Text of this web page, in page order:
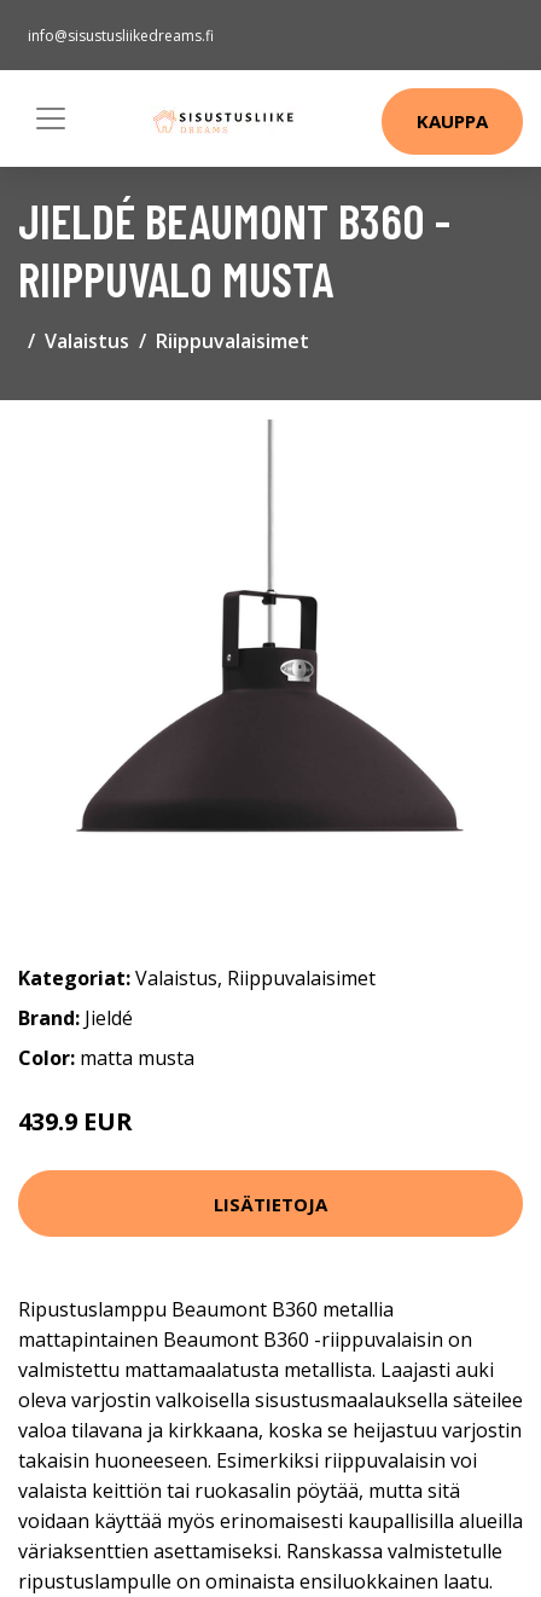
info@sisustusliikedreams.fi
KAUPPA
JIELDÉ BEAUMONT B360 -
RIIPPUVALO MUSTA
Valaistus Riippuvalaisimet
Kategoriat:Valaistus, Riippuvalaisimet
Brand: Jieldé
Color: matta musta
439.9 EUR
LISÄTIETOJA
Ripustuslamppu Beaumont B360 metallia
mattapintainen Beaumont B360 -riippuvalaisin on
valmistettu mattamaalatusta metallista. Laajasti auki
oleva varjostin valkoisella sisustusmaalauksella säteilee
valoa tilavana ja kirkkaana, koska se heijastuu varjostin
takaisin huoneeseen. Esimerkiksi riippuvalaisin voi
valaista keittiön tai ruokasalin pöytää, mutta sitä
voidaan käyttää myös erinomaisesti kaupallisilla alueilla
väriaksenttien asettamiseksi. Ranskassa valmistetulle
ripustuslampulle on ominaista ensiluokkainen laatu.